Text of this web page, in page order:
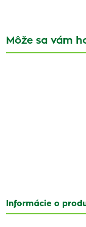
Môže sa vám
Informácie o